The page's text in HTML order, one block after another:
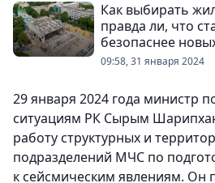
Как выбирать
правда ли, что
безопаснее
09:58, 31 января 2024
29 января 2024 года министр
ситуациям РК Сырым
работу структурных и
подразделений МЧС по
к сейсмическим явлениям. Он